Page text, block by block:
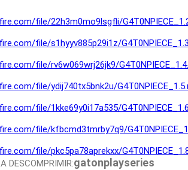
file/22h3m0mo9lsgfli/
file/s1hyyv885p29i1z/
file/rv6w069wrj26jk9/
file/ydij740tx5bnk2u/
file/1kke69y0i17a535/
file/kfbcmd3tmrby7q9/
file/pkc5pa78aprekxx/
DESCOMPRIMIR:gatonplayseries